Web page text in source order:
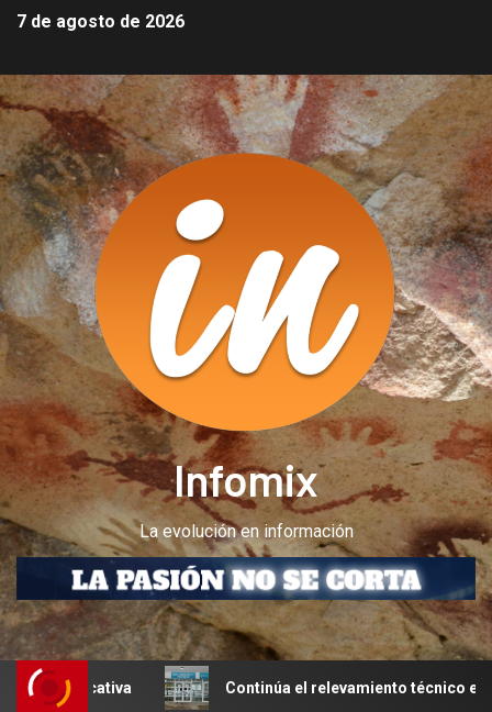
7 de agosto de 2026
Infomix
La evolución en información
Continúa el relevamiento técnico en Perito